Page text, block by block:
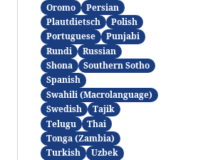
Oromo
Persian
Plautdietsch
Polish
Portuguese
Punjabi
Rundi
Russian
Shona
Southern Sotho
Spanish
Swahili (Macrolanguage)
Swedish
Tajik
Telugu
Thai
Tonga (Zambia)
Turkish
Uzbek